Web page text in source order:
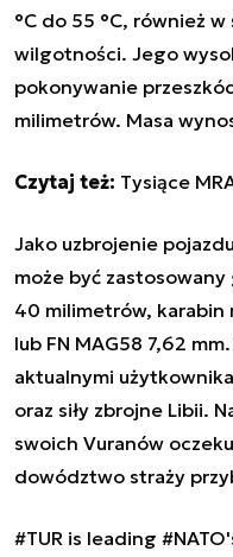
°C do 55 °C, również
wilgotności. Jego
pokonywanie
milimetrów. Masa
Czytaj też: Tysiące
Jako uzbrojenie
może być
40 milimetrów, karabin
lub FN MAG58 7,62
aktualnymi
oraz siły zbrojne Libii.
swoich Vuranów
dowództwo straży
#TUR is leading #NATO